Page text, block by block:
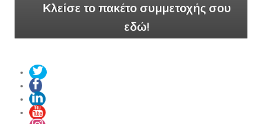
Κλείσε το πακέτο συμμετοχής σου
εδώ!